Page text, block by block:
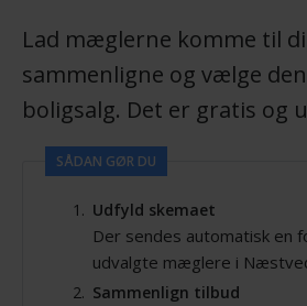
Lad mæglerne komme til
sammenligne og vælge
boligsalg. Det er gratis og
SÅDAN GØR DU
Udfyld skemaet
Der sendes automatisk en
udvalgte mæglere i
Sammenlign tilbud